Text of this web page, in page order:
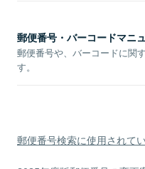
郵便番号・バーコードマニ
郵便番号や、バーコードに関
す。
郵便番号検索に使用されて